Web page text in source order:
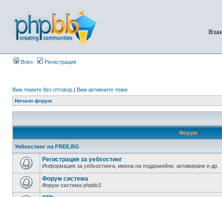
Влез Регистрация
Виж темите без отговор | Виж активните теми
Начало форум
Форум
Уебхостинг на FREE.BG
Регистрация за уебхостинг
Информация за уебхостинга, имена на поддомейни, активиране и др.
Форум система
Форум система phpbb3